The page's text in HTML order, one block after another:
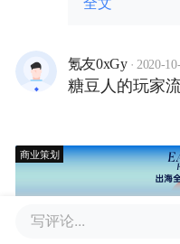
哈哈哈啊哈哈
啊哈哈哈哈啊
哈哈哈啊哈哈
哈唉唉哈哈啊
啊哈哈哈哈啊
哈哈哈啊哈哈
哈哈啊哈哈哈
唉唉哈哈啊
哈啊哈哈哈啊
哈哈哈啊哈哈
哈哈哈啊哈
啊哈哈哈哈啊
哈哈哈啊哈哈
哈哈啊哈哈哈
哈啊哈哈哈啊
氪友0xGy · 2020-
糖豆人的玩家
商业策划
写评论...